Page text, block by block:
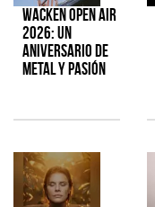
Wacken Open Air
2026: Un
aniversario de
metal y pasión